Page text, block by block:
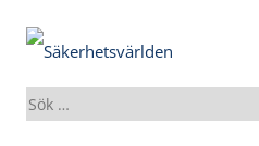
Sök
efter: